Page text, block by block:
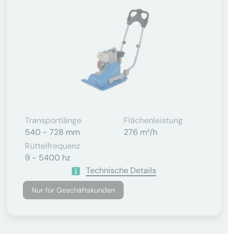
Transportlänge
540 - 728 mm
Flächenleistung
276 m²/h
Rüttelfrequenz
9 - 5400 hz
Technische Details
Nur für Geschäftskunden